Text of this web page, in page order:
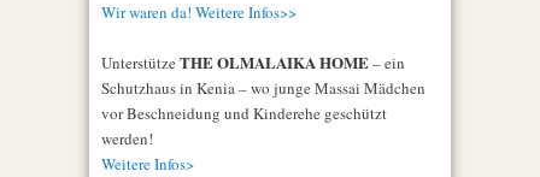
Wir waren da! Weitere Infos>>
Unterstütze THE OLMALAIKA HOME– ein
Schutzhaus in Kenia – wo junge Massai Mädchen
vor Beschneidung und Kinderehe geschützt
werden!
Weitere Infos>